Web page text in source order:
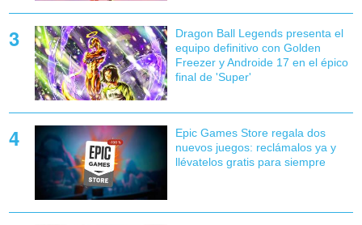
Dragon Ball Legends presenta el
equipo definitivo con Golden
Freezer y Androide 17 en el épico
final de 'Super'
Epic Games Store regala dos
nuevos juegos: reclámalos ya y
llévatelos gratis para siempre